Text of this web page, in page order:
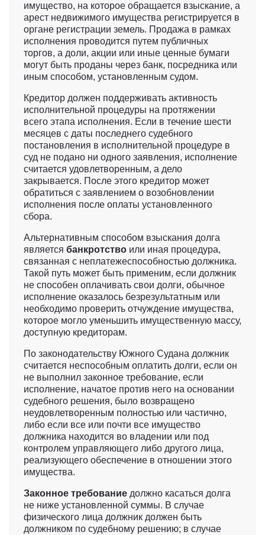
имущество, на которое обращается взыскание, а
арест недвижимого имущества регистрируется в
органе регистрации земель. Продажа в рамках
исполнения проводится путем публичных
торгов, а доли, акции или иные ценные бумаги
могут быть проданы через банк, посредника или
иным способом, установленным судом.
Кредитор должен поддерживать активность
исполнительной процедуры на протяжении
всего этапа исполнения. Если в течение шести
месяцев с даты последнего судебного
постановления в исполнительной процедуре в
суд не подано ни одного заявления, исполнение
считается удовлетворенным, а дело
закрывается. После этого кредитор может
обратиться с заявлением о возобновлении
исполнения после оплаты установленного
сбора.
Альтернативным способом взыскания долга
является банкротство или иная процедура,
связанная с неплатежеспособностью должника.
Такой путь может быть применим, если должник
не способен оплачивать свои долги, обычное
исполнение оказалось безрезультатным или
необходимо проверить отчуждение имущества,
которое могло уменьшить имущественную массу,
доступную кредиторам.
По законодательству Южного Судана должник
считается неспособным оплатить долги, если он
не выполнил законное требование, если
исполнение, начатое против него на основании
судебного решения, было возвращено
неудовлетворенным полностью или частично,
либо если все или почти все имущество
должника находится во владении или под
контролем управляющего либо другого лица,
реализующего обеспечение в отношении этого
имущества.
Законное требование должно касаться долга
не ниже установленной суммы. В случае
физического лица должник должен быть
должником по судебному решению; в случае